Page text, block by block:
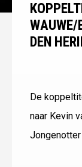
WAUWE/
DEN
De
naar Kevin